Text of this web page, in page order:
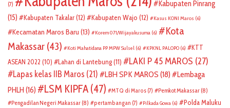
(7)
Kabupaten Pinrang
(15)
Kabupaten Takalar(12) Kabupaten Wajo (12) Kasus KONI Maros (6)
Kecamatan Maros Baru (13) Korem 071/Wijayakusuma (6)
Kota
Makassar (43) Koti Mahatidana PP MPW Sulsel (6) KPKNL PALOPO (6)
KTT
ASEAN 2022 (10) Lahan di Lantebung(11) LAKI P 45 MAROS (27)
Lapas kelas IIB Maros (21) LBH SPK MAROS (18)
Lembaga
PHLH (16) LSM KIPFA (47) MTQ di Maros (7) Pemkot Makassar (8)
Pengadilan Negeri Makassar (8) pertambangan (7) Pilkada Gowa (6)
Polda Maluku